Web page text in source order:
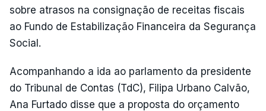
sobre atrasos na consignação de receitas fiscais
ao Fundo de Estabilização Financeira da Segurança
Social.
Acompanhando a ida ao parlamento da presidente
do Tribunal de Contas (TdC), Filipa Urbano Calvão,
Ana Furtado disse que a proposta do orçamento